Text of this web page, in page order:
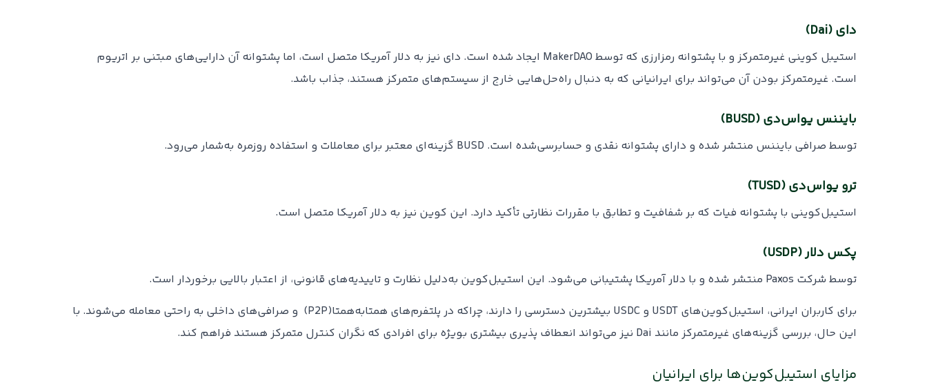
دای (Dai)
استیبل کوینی غیرمتمرکز و با پشتوانه رمزارزی که توسط MakerDAO ایجاد شده است. دای نیز به دلار آمریکا متصل است، اما پشتوانه آن دارایی‌های مبتنی بر اتریوم
است. غیرمتمرکز بودن آن می‌تواند برای ایرانیانی که به دنبال راه‌حل‌هایی خارج از سیستم‌های متمرکز هستند، جذاب باشد.
بایننس یو‌اس‌دی (BUSD)
توسط صرافی بایننس منتشر شده و دارای پشتوانه نقدی و حسابرسی‌شده است. BUSD گزینه‌ای معتبر برای معاملات و استفاده روزمره به‌شمار می‌رود.
ترو یو‌اس‌دی (TUSD)
استیبل‌کوینی با پشتوانه فیات که بر شفافیت و تطابق با مقررات نظارتی تأکید دارد. این کوین نیز به دلار آمریکا متصل است.
پکس دلار (USDP)
توسط شرکت Paxos منتشر شده و با دلار آمریکا پشتیبانی می‌شود. این استیبل‌کوین به‌دلیل نظارت و تاییدیه‌های قانونی، از اعتبار بالایی برخوردار است.
برای کاربران ایرانی، استیبل‌کوین‌های USDT و USDC بیشترین دسترسی را دارند، چراکه در پلتفرم‌های همتا‌به‌همتا(P2P) و صرافی‌های داخلی به راحتی معامله می‌شوند. با
این حال، بررسی گزینه‌های غیرمتمرکز مانند Dai نیز می‌تواند انعطاف پذیری بیشتری ‌بویژه برای افرادی که نگران کنترل متمرکز هستند فراهم کند.
مزایای استیبل‌کوین‌ها برای ایرانیان